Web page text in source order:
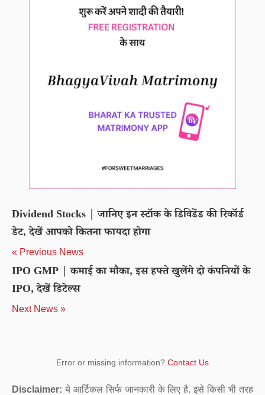
Dividend Stocks | जानिए इन स्टॉक के डिविडेंड की रिकॉर्ड
डेट, देखें आपको कितना फायदा होगा
« Previous News
IPO GMP | कमाई का मौका, इस हफ्ते खुलेंगे दो कंपनियों के
IPO, देखें डिटेल्स
Next News »
Error or missing information? Contact Us
Disclaimer: ये आर्टिकल सिर्फ जानकारी के लिए है. इसे किसी भी तरह